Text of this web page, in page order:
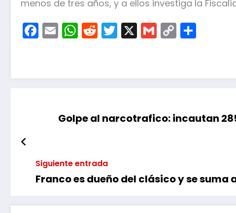
menos de tres años, y a ellos investiga la
Facebook
EmailWhatsApp
Reddit
Twitter
X Gmail
Copy
Link
Golpe al narcotrafico: incautan
Siguiente entrada
Franco es dueño del clásico y se suma